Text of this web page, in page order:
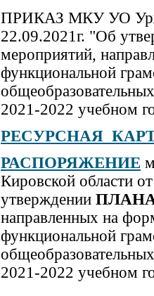
ПРИКАЗ МКУ УО
22.09.2021г. "Об
мероприятий,
функциональной
2021-2022 учебном
РЕСУРСНАЯ
РАСПОРЯЖЕНИЕ
Кировской области
утверждении ПЛАНА
направленных на
функциональной
2021-2022 учебном